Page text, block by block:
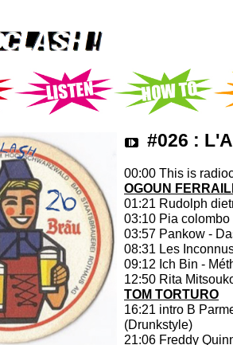
#026 :
00:00 This is
OGOUN
01:21 Rudolph
03:10 Pia
03:57 Pankow -
08:31 Les
09:12 Ich Bin -
12:50 Rita
TOM TORTURO
16:21 intro B
(Drunkstyle)
21:06 Freddy